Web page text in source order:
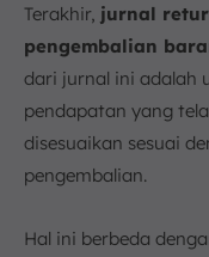
Terakhir, jurnal
pengembalian
dari jurnal ini adalah
pendapatan yang
disesuaikan sesuai
pengembalian.
Hal ini berbeda